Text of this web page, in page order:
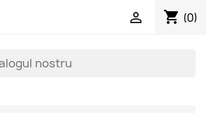
shopping_cart (0)
